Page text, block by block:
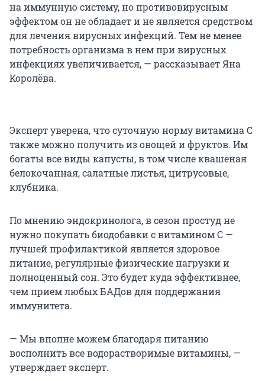
на иммунную систему, но противовирусным
эффектом он не обладает и не является средством
для лечения вирусных инфекций. Тем не менее
потребность организма в нем при вирусных
инфекциях увеличивается, — рассказывает Яна
Королёва.
Эксперт уверена, что суточную норму витамина С
также можно получить из овощей и фруктов. Им
богаты все виды капусты, в том числе квашеная
белокочанная, салатные листья, цитрусовые,
клубника.
По мнению эндокринолога, в сезон простуд не
нужно покупать биодобавки с витамином С —
лучшей профилактикой является здоровое
питание, регулярные физические нагрузки и
полноценный сон. Это будет куда эффективнее,
чем прием любых БАДов для поддержания
иммунитета.
— Мы вполне можем благодаря питанию
восполнить все водорастворимые витамины, —
утверждает эксперт.